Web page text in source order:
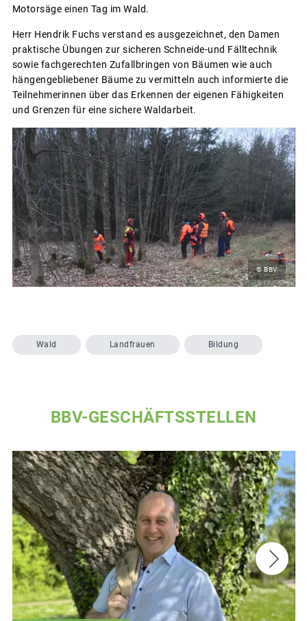
Motorsäge einen Tag im Wald.
Herr Hendrik Fuchs verstand es ausgezeichnet, den Damen
praktische Übungen zur sicheren Schneide-und Fälltechnik
sowie fachgerechten Zufallbringen von Bäumen wie auch
hängengebliebener Bäume zu vermitteln auch informierte die
Teilnehmerinnen über das Erkennen der eigenen Fähigkeiten
und Grenzen für eine sichere Waldarbeit.
© BBV
Wald Landfrauen Bildung
BBV-GESCHÄFTSSTELLEN